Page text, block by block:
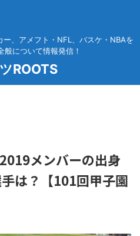
、アメフト・NFL、バスケ・NBAを
般について情報発信！
ROOTS
メンバーの出身
は？【101回甲子園